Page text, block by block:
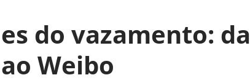
do vazamento: da
Weibo